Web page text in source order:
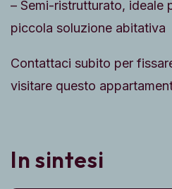
– Semi-ristrutturato, ideale
piccola soluzione abitativa
Contattaci subito per
visitare questo
In sintesi